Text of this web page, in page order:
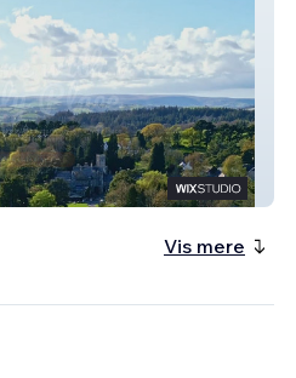
Vis mere